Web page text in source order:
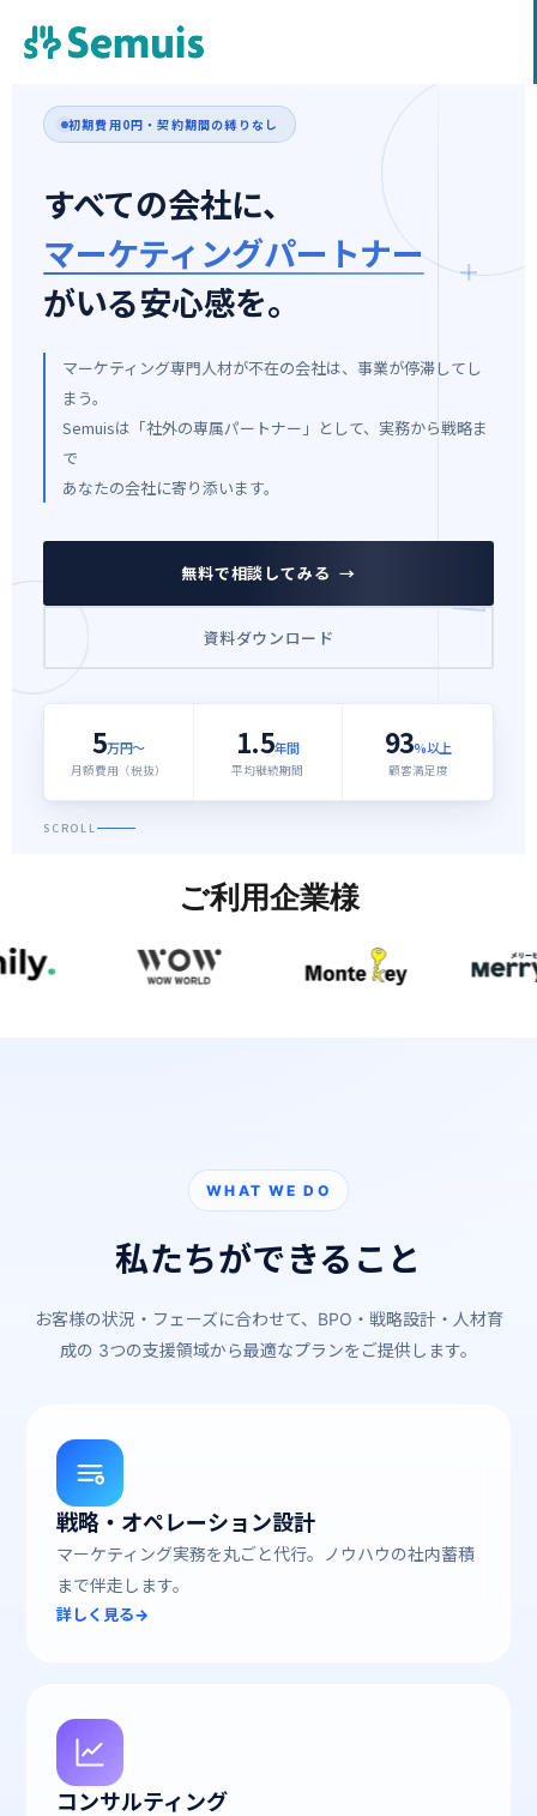
初期費用0円・契約期間の縛りなし
すべての会社に、
マーケティングパートナー
がいる安心感を。
マーケティング専門人材が不在の会社は、事業が停滞してし
まう。
Semuisは「社外の専属パートナー」として、実務から戦略ま
で
あなたの会社に寄り添います。
無料で相談してみる →
資料ダウンロード
5万円〜
月額費用（税抜）
1.5年間
平均継続期間
93%以上
顧客満足度
SCROLL
ご利用企業様
WHAT WE DO
私たちができること
お客様の状況・フェーズに合わせて、BPO・戦略設計・人材育
成の 3つの支援領域から最適なプランをご提供します。
戦略・オペレーション設計
マーケティング実務を丸ごと代行。ノウハウの社内蓄積
まで伴走します。
詳しく見る→
コンサルティング